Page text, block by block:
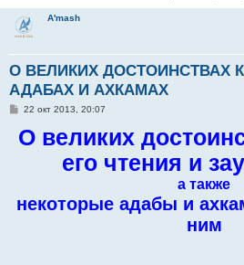
A'mash
О ВЕЛИКИХ ДОСТОИНСТВАХ
АДАБАХ И АХКАМАХ
С
о
б
22 окт 2013, 20:07
О великих
его чтения и
а также
некоторые адабы и
ним